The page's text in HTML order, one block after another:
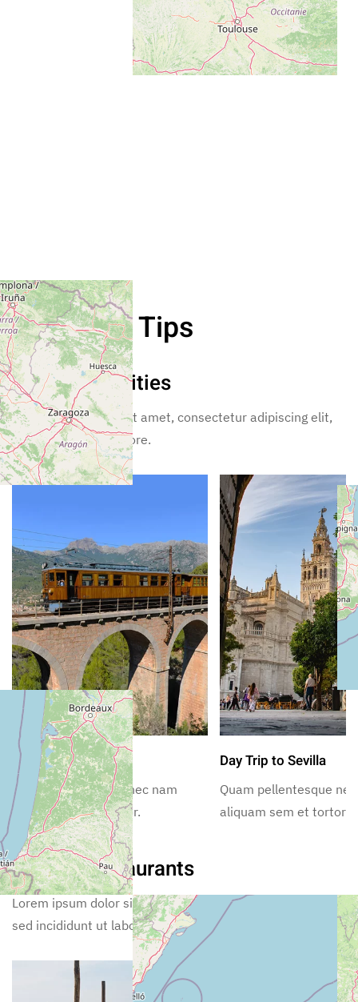
Exclusive Tips
Nearby Activities
Lorem ipsum dolor sit amet, consectetur adipiscing elit,
sed incididunt ut labore.
Vintage Train Ride
Quam pellentesque nec nam
aliquam sem et tortor.
Day Trip to Sevilla
Quam pellentesque
aliquam sem et tortor.
Nearby Restaurants
Lorem ipsum dolor sit amet, consectetur adipiscing elit,
sed incididunt ut labore.